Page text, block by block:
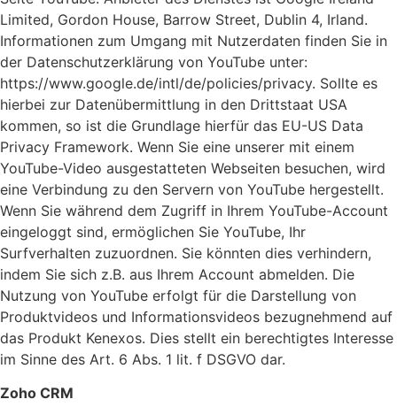
Limited, Gordon House, Barrow Street, Dublin 4, Irland.
Informationen zum Umgang mit Nutzerdaten finden Sie in
der Datenschutzerklärung von YouTube unter:
https://www.google.de/intl/de/policies/privacy. Sollte es
hierbei zur Datenübermittlung in den Drittstaat USA
kommen, so ist die Grundlage hierfür das EU-US Data
Privacy Framework. Wenn Sie eine unserer mit einem
YouTube-Video ausgestatteten Webseiten besuchen, wird
eine Verbindung zu den Servern von YouTube hergestellt.
Wenn Sie während dem Zugriff in Ihrem YouTube-Account
eingeloggt sind, ermöglichen Sie YouTube, Ihr
Surfverhalten zuzuordnen. Sie könnten dies verhindern,
indem Sie sich z.B. aus Ihrem Account abmelden. Die
Nutzung von YouTube erfolgt für die Darstellung von
Produktvideos und Informationsvideos bezugnehmend auf
das Produkt Kenexos. Dies stellt ein berechtigtes Interesse
im Sinne des Art. 6 Abs. 1 lit. f DSGVO dar.
Zoho CRM